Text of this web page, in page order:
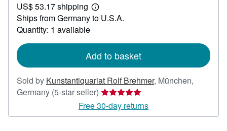
85.72
US$ 53.17 shipping
Learn
more
Ships from Germany to U.S.A.
Quantity: 1 available
Add to basket
Sold by Kunstantiquariat Rolf Brehmer, München,
Germany (5-star seller) Seller
rating
5
Free 30-day returns